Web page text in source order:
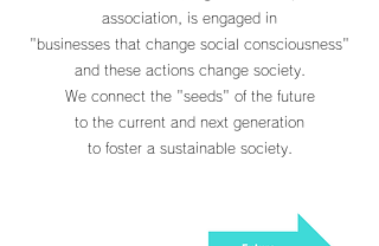
association, is engaged in
"businesses that change social consciousness"
and these actions change society.
We connect the "seeds" of the future
to the current and next generation
to foster a sustainable society.